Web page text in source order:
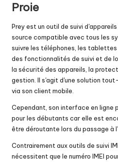
Proie
Prey est un outil de suivi
source compatible avec tous les
suivre les téléphones, les
des fonctionnalités de suivi et de
la sécurité des appareils, la
gestion. Il s'agit d'une solution
via son client mobile.
Cependant, son interface en ligne
pour les débutants car elle est
être déroutante lors du passage à
Contrairement aux outils de suivi
nécessitent que le numéro IMEI